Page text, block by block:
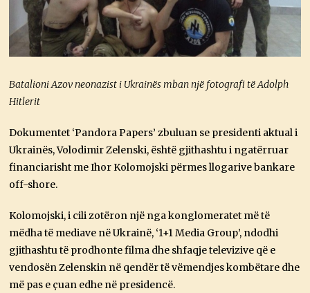
Batalioni Azov neonazist i Ukrainës mban një fotografi të Adolph
Hitlerit
Dokumentet ‘Pandora Papers’ zbuluan se presidenti aktual i
Ukrainës, Volodimir Zelenski, është gjithashtu i ngatërruar
financiarisht me Ihor Kolomojski përmes llogarive bankare
off-shore.
Kolomojski, i cili zotëron një nga konglomeratet më të
mëdha të mediave në Ukrainë, ‘1+1 Media Group’, ndodhi
gjithashtu të prodhonte filma dhe shfaqje televizive që e
vendosën Zelenskin në qendër të vëmendjes kombëtare dhe
më pas e çuan edhe në presidencë.